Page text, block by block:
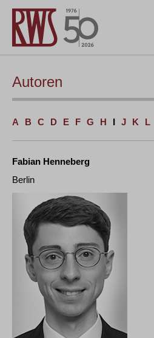
Autoren
A B C D E F G H I J K L
Fabian Henneberg
Berlin